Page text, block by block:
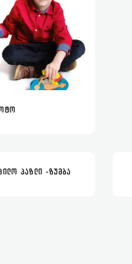
ᲡᲠᲣᲚᲐᲓ
ᲕᲠᲪᲚᲐᲓ
ᲞᲐᲖᲚᲘ -ᲖᲣᲛᲑᲐ